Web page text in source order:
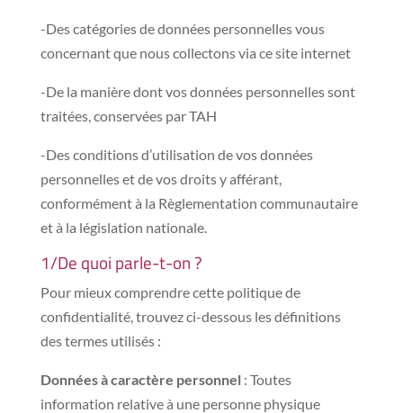
-Des catégories de données personnelles vous
concernant que nous collectons via ce site internet
-De la manière dont vos données personnelles sont
traitées, conservées par TAH
-Des conditions d’utilisation de vos données
personnelles et de vos droits y afférant,
conformément à la Règlementation communautaire
et à la législation nationale.
1/De quoi parle-t-on ?
Pour mieux comprendre cette politique de
confidentialité, trouvez ci-dessous les définitions
des termes utilisés :
Données à caractère personnel: Toutes
information relative à une personne physique